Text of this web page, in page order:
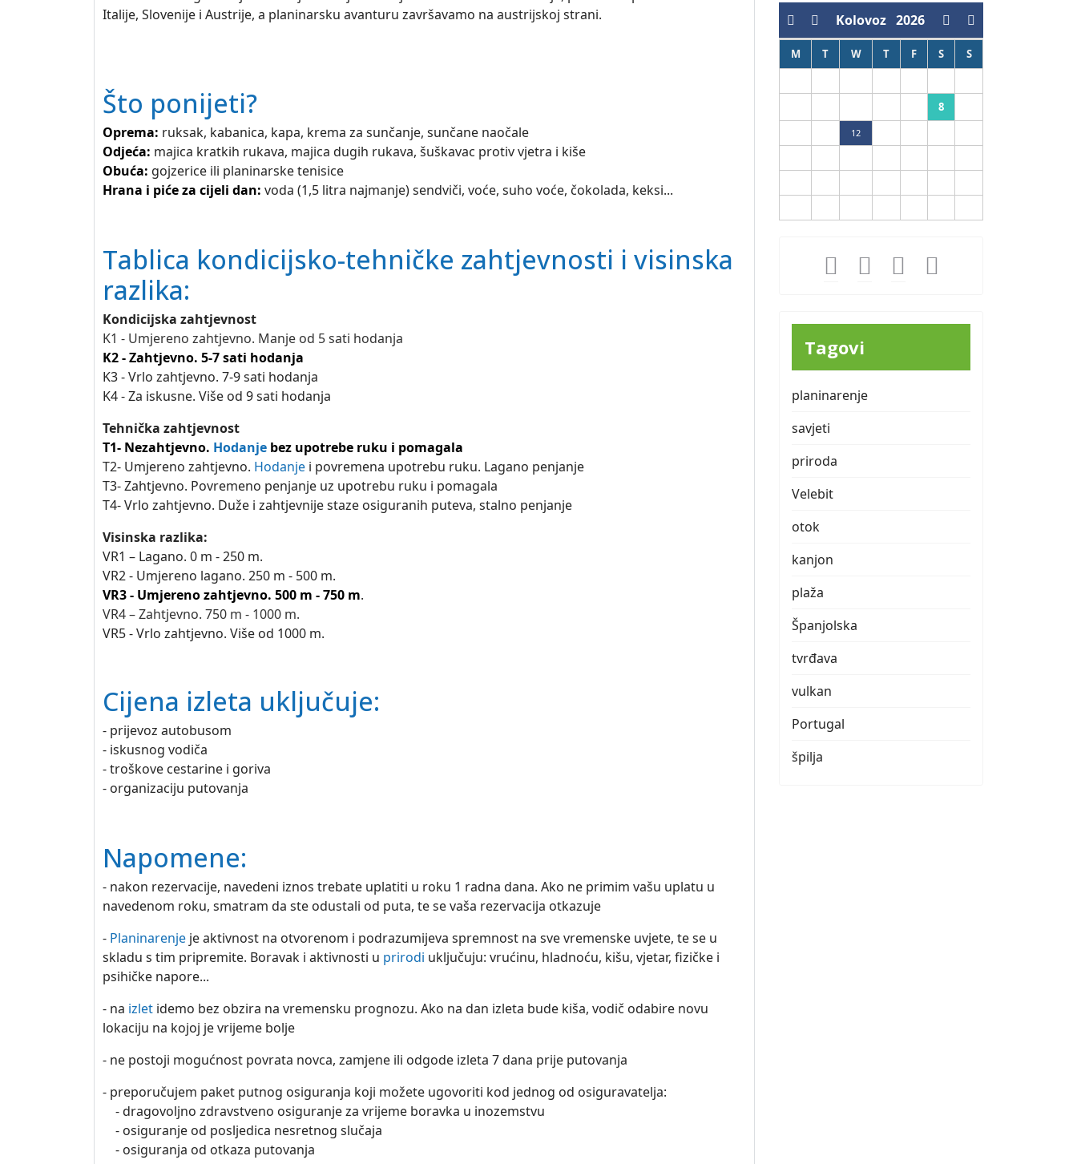
Italije, Slovenije i Austrije, a planinarsku avanturu završavamo na austrijskoj strani.
Što ponijeti?
Oprema: ruksak, kabanica, kapa, krema za sunčanje, sunčane naočale
Odjeća: majica kratkih rukava, majica dugih rukava, šuškavac protiv vjetra i kiše
Obuća: gojzerice ili planinarske tenisice
Hrana i piće za cijeli dan: voda (1,5 litra najmanje) sendviči, voće, suho voće, čokolada, keksi...
Tablica kondicijsko-tehničke zahtjevnosti i visinska
razlika:
Kondicijska zahtjevnost
K1 - Umjereno zahtjevno. Manje od 5 sati hodanja
K2 - Zahtjevno. 5-7 sati hodanja
K3 - Vrlo zahtjevno. 7-9 sati hodanja
K4 - Za iskusne. Više od 9 sati hodanja
Tehnička zahtjevnost
T1- Nezahtjevno. Hodanje bez upotrebe ruku i pomagala
T2- Umjereno zahtjevno. Hodanje i povremena upotrebu ruku. Lagano penjanje
T3- Zahtjevno. Povremeno penjanje uz upotrebu ruku i pomagala
T4- Vrlo zahtjevno. Duže i zahtjevnije staze osiguranih puteva, stalno penjanje
Visinska razlika:
VR1 – Lagano. 0 m - 250 m.
VR2 - Umjereno lagano. 250 m - 500 m.
VR3 - Umjereno zahtjevno. 500 m - 750 m.
VR4 – Zahtjevno. 750 m - 1000 m.
VR5 - Vrlo zahtjevno. Više od 1000 m.
Cijena izleta uključuje:
- prijevoz autobusom
- iskusnog vodiča
- troškove cestarine i goriva
- organizaciju putovanja
Napomene:
- nakon rezervacije, navedeni iznos trebate uplatiti u roku 1 radna dana. Ako ne primim vašu uplatu u
navedenom roku, smatram da ste odustali od puta, te se vaša rezervacija otkazuje
- Planinarenje je aktivnost na otvorenom i podrazumijeva spremnost na sve vremenske uvjete, te se u
skladu s tim pripremite. Boravak i aktivnosti u prirodi uključuju: vrućinu, hladnoću, kišu, vjetar, fizičke i
psihičke napore...
- na izlet idemo bez obzira na vremensku prognozu. Ako na dan izleta bude kiša, vodič odabire novu
lokaciju na kojoj je vrijeme bolje
- ne postoji mogućnost povrata novca, zamjene ili odgode izleta 7 dana prije putovanja
- preporučujem paket putnog osiguranja koji možete ugovoriti kod jednog od osiguravatelja:
- dragovoljno zdravstveno osiguranje za vrijeme boravka u inozemstvu
- osiguranje od posljedica nesretnog slučaja
- osiguranja od otkaza putovanja
Kolovoz 2026
M T W T F S S
8
12
Tagovi
planinarenje
savjeti
priroda
Velebit
otok
kanjon
plaža
Španjolska
tvrđava
vulkan
Portugal
špilja